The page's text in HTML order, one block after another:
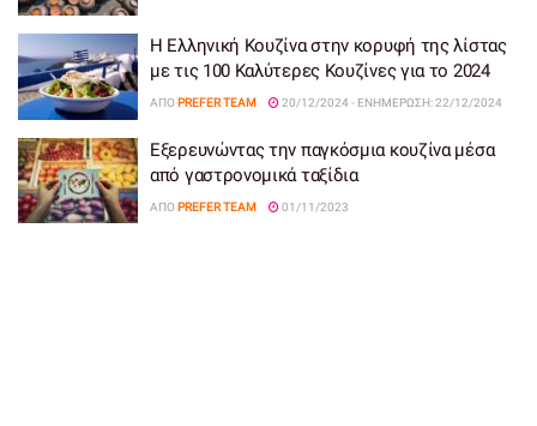
Η Ελληνική Κουζίνα στην κορυφή της λίστας
με τις 100 Καλύτερες Κουζίνες για το 2024
ΑΠΌ PREFER TEAM 20/12/2024 - ΕΝΗΜΈΡΩΣΗ: 22/12/2024
Εξερευνώντας την παγκόσμια κουζίνα μέσα
από γαστρονομικά ταξίδια
ΑΠΌ PREFER TEAM 01/11/2023